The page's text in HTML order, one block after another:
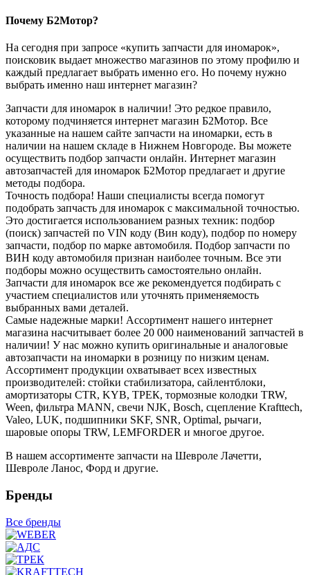
Почему Б2Мотор?
На сегодня при запросе «купить запчасти для иномарок»,
поисковик выдает множество магазинов по этому профилю и
каждый предлагает выбрать именно его. Но почему нужно
выбрать именно наш интернет магазин?
Запчасти для иномарок в наличии! Это редкое правило,
которому подчиняется интернет магазин Б2Мотор. Все
указанные на нашем сайте запчасти на иномарки, есть в
наличии на нашем складе в Нижнем Новгороде. Вы можете
осуществить подбор запчасти онлайн. Интернет магазин
автозапчастей для иномарок Б2Мотор предлагает и другие
методы подбора.
Точность подбора! Наши специалисты всегда помогут
подобрать запчасть для иномарок с максимальной точностью.
Это достигается использованием разных техник: подбор
(поиск) запчастей по VIN коду (Вин коду), подбор по номеру
запчасти, подбор по марке автомобиля. Подбор запчасти по
ВИН коду автомобиля признан наиболее точным. Все эти
подборы можно осуществить самостоятельно онлайн.
Запчасти для иномарок все же рекомендуется подбирать с
участием специалистов или уточнять применяемость
выбранных вами деталей.
Самые надежные марки! Ассортимент нашего интернет
магазина насчитывает более 20 000 наименований запчастей в
наличии! У нас можно купить оригинальные и аналоговые
автозапчасти на иномарки в розницу по низким ценам.
Ассортимент продукции охватывает всех известных
производителей: стойки стабилизатора, сайлентблоки,
амортизаторы CTR, KYB, ТРЕК, тормозные колодки TRW,
Ween, фильтра MANN, свечи NJK, Bosch, сцепление Krafttech,
Valeo, LUK, подшипники SKF, SNR, Optimal, рычаги,
шаровые опоры TRW, LEMFORDER и многое другое.
В нашем ассортименте запчасти на Шевроле Лачетти,
Шевроле Ланос, Форд и другие.
Бренды
Все бренды